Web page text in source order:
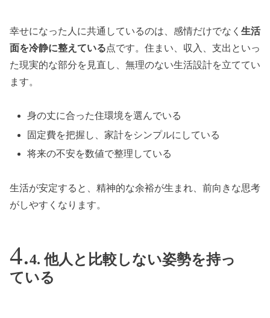
幸せになった人に共通しているのは、感情だけでなく 生活
面を冷静に整えている点です。住まい、収入、支出といっ
た現実的な部分を見直し、無理のない生活設計を立ててい
ます。
身の丈に合った住環境を選んでいる
固定費を把握し、家計をシンプルにしている
将来の不安を数値で整理している
生活が安定すると、精神的な余裕が生まれ、前向きな思考
がしやすくなります。
4. 他人と比較しない姿勢を持っ
ている